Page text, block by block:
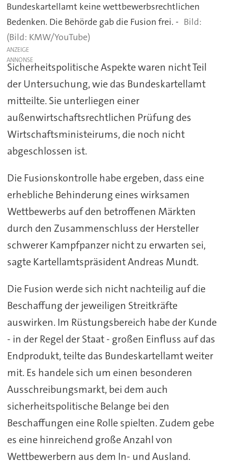
Bundeskartellamt keine wettbewerbsrechtlichen
Bedenken. Die Behörde gab die Fusion frei. -
(Bild: KMW/YouTube)
ANZEIGE
Sicherheitspolitische Aspekte waren nicht Teil
der Untersuchung, wie das Bundeskartellamt
mitteilte. Sie unterliegen einer
außenwirtschaftsrechtlichen Prüfung des
Wirtschaftsministeirums, die noch nicht
abgeschlossen ist.
Die Fusionskontrolle habe ergeben, dass eine
erhebliche Behinderung eines wirksamen
Wettbewerbs auf den betroffenen Märkten
durch den Zusammenschluss der Hersteller
schwerer Kampfpanzer nicht zu erwarten sei,
sagte Kartellamtspräsident Andreas Mundt.
Die Fusion werde sich nicht nachteilig auf die
Beschaffung der jeweiligen Streitkräfte
auswirken. Im Rüstungsbereich habe der Kunde
- in der Regel der Staat - großen Einfluss auf das
Endprodukt, teilte das Bundeskartellamt weiter
mit. Es handele sich um einen besonderen
Ausschreibungsmarkt, bei dem auch
sicherheitspolitische Belange bei den
Beschaffungen eine Rolle spielten. Zudem gebe
es eine hinreichend große Anzahl von
Wettbewerbern aus dem In- und Ausland.